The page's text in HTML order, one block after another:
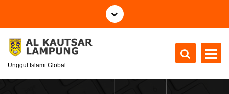
i
c
Unggul Islami Global